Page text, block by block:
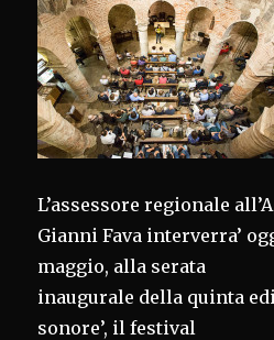
L’assessore regionale
Gianni Fava interverra’
maggio, alla serata
inaugurale della quinta
sonore’, il festival